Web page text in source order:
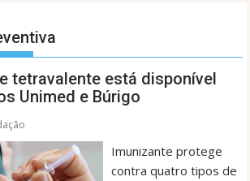
tetravalente está disponível
Unimed e Búrigo
Imunizante protege
contra quatro tipos de